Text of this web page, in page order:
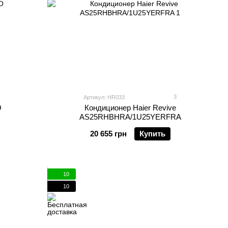
Артикул: HR033 3
Кондиционер Haier Revive
AS25RHBHRA/1U25YERFRA
20 655 грн
Купить
10
10